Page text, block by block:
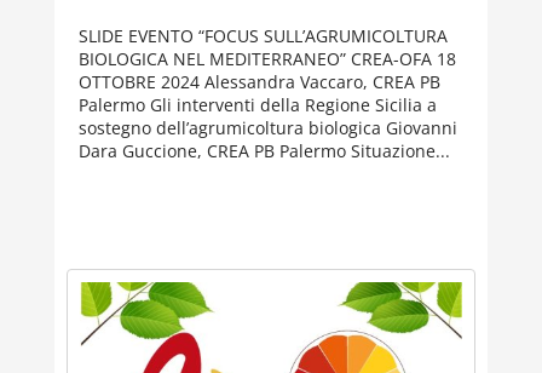
SLIDE EVENTO “FOCUS SULL’AGRUMICOLTURA
BIOLOGICA NEL MEDITERRANEO” CREA-OFA 18
OTTOBRE 2024 Alessandra Vaccaro, CREA PB
Palermo Gli interventi della Regione Sicilia a
sostegno dell’agrumicoltura biologica Giovanni
Dara Guccione, CREA PB Palermo Situazione...